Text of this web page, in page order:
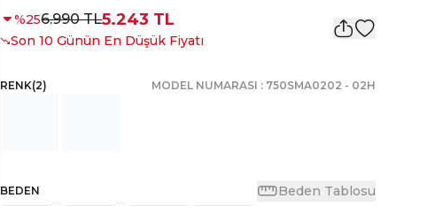
%256.990 TL5.243 TL
Son 10 Günün En Düşük Fiyatı
RENK(2) MODEL NUMARASI : 750SMA0202 - 02H
BEDEN Beden Tablosu